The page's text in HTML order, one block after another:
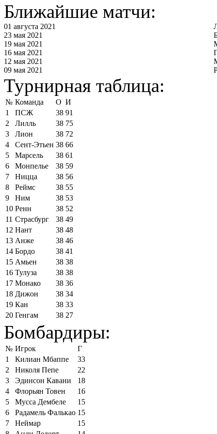
Ближайшие матчи:
01 августа 2021
23 мая 2021
19 мая 2021
16 мая 2021
12 мая 2021
09 мая 2021
Турнирная таблица:
№ Команда О И
1
ПСЖ 38 91
2
Лилль 38 75
3
Лион 38 72
4
Сент-Этьен 38 66
5
Марсель 38 61
6
Монпелье 38 59
7
Ницца 38 56
8
Реймс 38 55
9
Ним 38 53
10 Ренн 38 52
11 Страсбург 38 49
12 Нант 38 48
13 Анже 38 46
14 Бордо 38 41
15 Амьен 38 38
16 Тулуза 38 38
17 Монако 38 36
18 Дижон 38 34
19 Кан 38 33
20 Генгам 38 27
Бомбардиры:
№ Игрок
Г
1
Килиан Мбаппе
33
2
Николя Пепе
22
3
Эдинсон Кавани
18
4
Флорьян Товен
16
5
Мусса Дембеле
15
6
Радамель Фалькао 15
7
Неймар
15